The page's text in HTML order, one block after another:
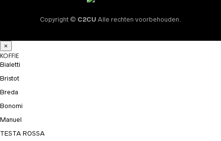
Copyright © C2CU Alle rechten voorbehouden.
×
KOFFIE
Bialetti
Bristot
Breda
Bonomi
Manuel
TESTA ROSSA